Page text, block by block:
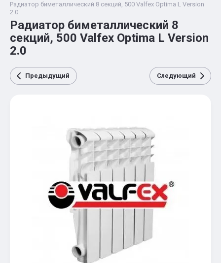
Радиатор биметаллический 8 секций, 500 Valfex Optima L Version
2.0
Радиатор биметаллический 8
секций, 500 Valfex Optima L Version
2.0
Предыдущий Следующий